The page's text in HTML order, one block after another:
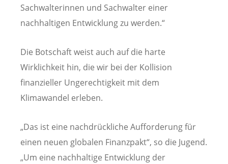
Sachwalterinnen und Sachwalter einer
nachhaltigen Entwicklung zu werden.“
Die Botschaft weist auch auf die harte
Wirklichkeit hin, die wir bei der Kollision
finanzieller Ungerechtigkeit mit dem
Klimawandel erleben.
„Das ist eine nachdrückliche Aufforderung für
einen neuen globalen Finanzpakt“, so die Jugend.
„Um eine nachhaltige Entwicklung der